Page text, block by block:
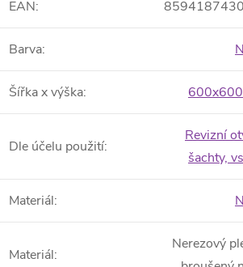
EAN:
Barva:
Šířka x výška:
Dle účelu použití:
Revizní
šachty,
Materiál:
Materiál:
Nerezový